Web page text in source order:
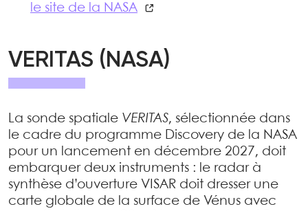
le site de la NASA
VERITAS (NASA)
La sonde spatiale VERITAS, sélectionnée dans
le cadre du programme Discovery de la NASA
pour un lancement en décembre 2027, doit
embarquer deux instruments : le radar à
synthèse d’ouverture VISAR doit dresser une
carte globale de la surface de Vénus avec